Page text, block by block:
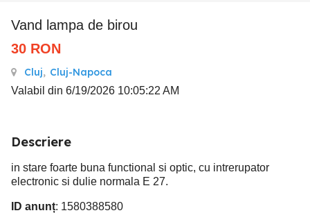
vand lampa de birou
30 RON
Cluj, Cluj-Napoca
Valabil din 6/19/2026 10:05:22 AM
Descriere
in stare foarte buna functional si optic, cu intrerupator
electronic si dulie normala E 27.
ID anunț: 1580388580